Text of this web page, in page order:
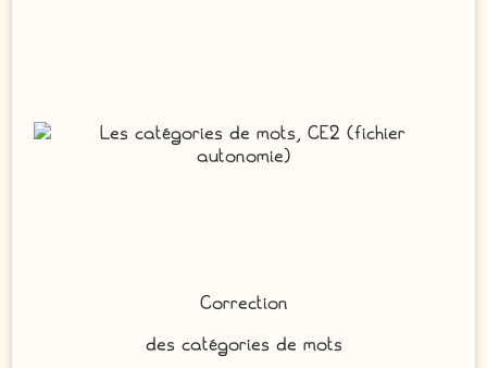
Correction
des catégories de mots